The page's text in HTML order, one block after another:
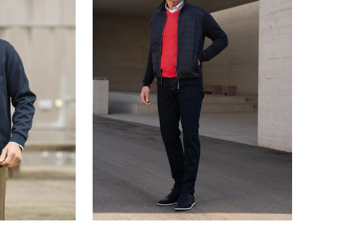
Outfit Set 1
AUF DEN MERKZETTEL